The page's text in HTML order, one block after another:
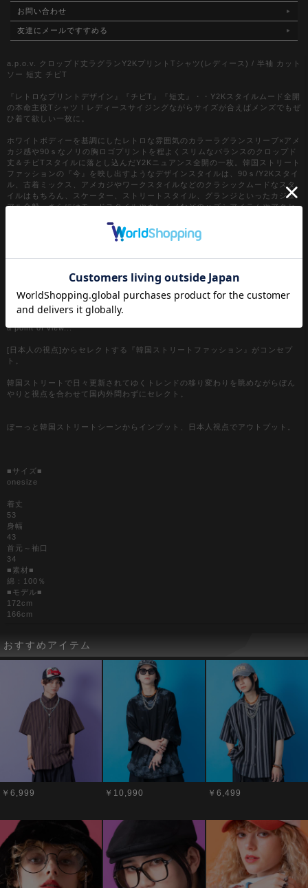
お問い合わせ
友達にメールですすめる
a.p.o.v. クロップド丈ラグランY2KプリントTシャツ(レディース) / 半袖 カット
ソー 短丈 チビT
『レトロなプリントデザイン』『チビT』『短丈』・・Y2Kスタイルムード全開
の本命主役Tシャツ！レディースサイジングながらサイズが合えばメンズでもぜ
ひ着て欲しい一枚に。
ホワイトボディーを基調にしたレトロな雰囲気のカラーラグランスリーブ×アメ
カジ感や90ｓなノリの胸ロゴプリントを程よくスリムなバランスのクロップド
丈＆チビTスタイルに落とし込んだY2Kニュアンス全開の一枚。韓国ストリート
ファッションの『今』を映し出すようなデザインスタイルは、90ｓ/Y2Kスタイ
ル、古着ミックス、アメカジやワークスタイルなどのクラシックムードなスタ
イルはもちろん、スケーター、ストリートスタイル、グランジといったカジュ
アル全般、さらにはモードスタイルやキレイメなどのハズシアイテムやアクセ
ネイビー / 紺
ワイン / バーガンディー
【a.p.o.v. / エーピーオービー】
a point of view...
[日本人の視点]からセレクトする『韓国ストリートファッション』がコンセプ
ト。
韓国ストリートで日々更新されてゆくトレンドの移り変わりを眺めながらぼん
やりと視点を合わせて国内外問わずにセレクト。
ぼーっと韓国ストリートシーンからインプット、日本人視点でアウトプット。
■サイズ■
onesize
着丈
53
身幅
43
首元～袖口
34
■素材■
綿：100％
■モデル■
172cm
166cm
おすすめアイテム
￥6,999 ￥10,990 ￥6,499